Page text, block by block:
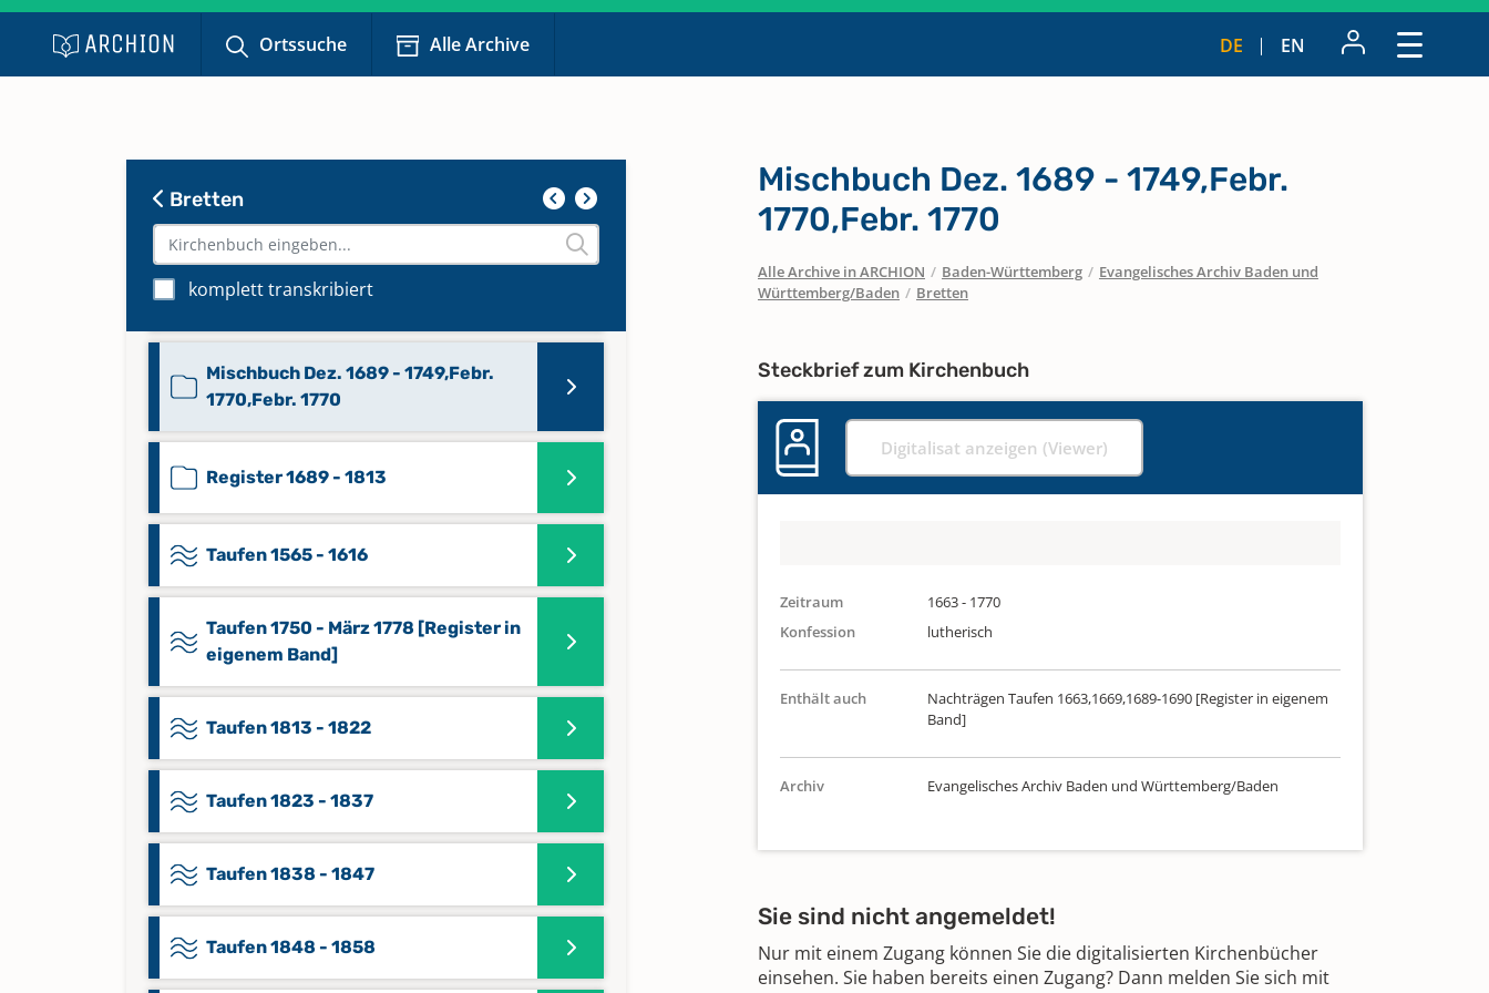
Ortssuche Alle Archive DE EN
Bretten
komplett transkribiert
Keine verfügbaren Digitalisate
Beerdigungen Aug. 1913 - 1959
Evang.-Luth. Gemeinde (1736)
Mischbuch Dez. 1689 - 1749,Febr.
1770,Febr. 1770
Register 1689 - 1813
Taufen 1565 - 1616
Taufen 1750 - März 1778 [Register in
eigenem Band]
Taufen 1813 - 1822
Taufen 1823 - 1837
Taufen 1838 - 1847
Taufen 1848 - 1858
Mischbuch Dez. 1689 - 1749,Febr.
1770,Febr. 1770
Alle Archive in ARCHION / Baden-Württemberg / Evangelisches Archiv Baden und
Württemberg/Baden / Bretten
Steckbrief zum Kirchenbuch
Digitalisat anzeigen (Viewer)
Zeitraum
1663 - 1770
Konfession
lutherisch
Enthält auch
Nachträgen Taufen 1663,1669,1689-1690 [Register in eigenem
Band]
Archiv Evangelisches Archiv Baden und Württemberg/Baden
Sie sind nicht angemeldet!
Nur mit einem Zugang können Sie die digitalisierten Kirchenbücher
einsehen. Sie haben bereits einen Zugang? Dann melden Sie sich mit